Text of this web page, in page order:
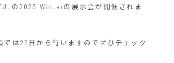
の2025 Winterの展示会が開催されま
では29日から行いますのでぜひチェック